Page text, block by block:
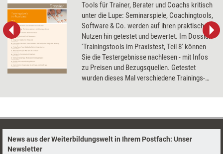
Tools für Trainer, Berater und Coachs kritisch
unter die Lupe: Seminarspiele, Coachingtools,
Software & Co. werden auf ihren praktischen
Nutzen hin getestet und bewertet. Im Dossier
'Trainingstools im Praxistest, Teil 8' können
Sie die Testergebnisse nachlesen - mit Infos
zu Preisen und Bezugsquellen. Getestet
wurden dieses Mal verschiedene Trainings-
News aus der Weiterbildungswelt in Ihrem Postfach: Unser
Newsletter